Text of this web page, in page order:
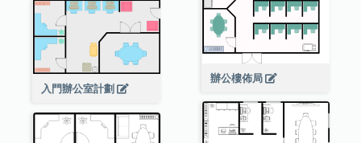
辦公樓佈局
入門辦公室計劃